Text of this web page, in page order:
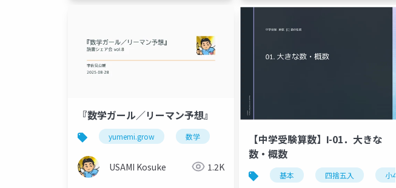
『数学ガール／リーマン予想』
yumemi.grow 数学
USAMI Kosuke 1.2K
【中学受験算数】Ⅰ-01．大きな
数・概数
基本 四捨五入 小4